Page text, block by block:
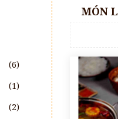
MÓN
(6)
(1)
(2)